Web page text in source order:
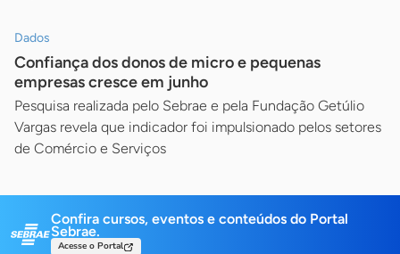
Dados
Confiança dos donos de micro e pequenas
empresas cresce em junho
Pesquisa realizada pelo Sebrae e pela Fundação Getúlio
Vargas revela que indicador foi impulsionado pelos setores
de Comércio e Serviços
Confira cursos, eventos e conteúdos do Portal
Sebrae.
Acesse o Portal